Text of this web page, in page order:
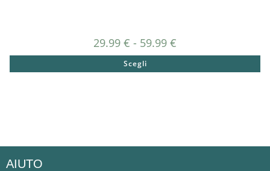
29.99 € - 59.99 €
Scegli
AIUTO